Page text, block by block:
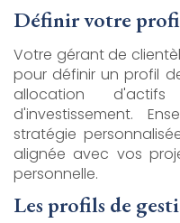
Définir votre
Votre gérant de
pour définir un profil
allocation
d'investissement.
stratégie
alignée avec vos
personnelle.
Les profils de